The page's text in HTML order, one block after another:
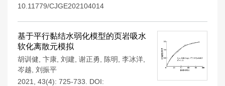
10.11779/CJGE202104014
基于平行黏结水弱化模型的页岩吸水
软化离散元模拟
胡训健 卞康 刘建 谢正勇 陈明 李冰洋
岑越 刘振平
2021, 43(4): 725-733.
DOI: